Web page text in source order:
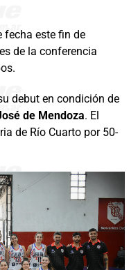
fecha este fin de
de la conferencia
debut en condición de
de Mendoza. El
de Río Cuarto por 50-